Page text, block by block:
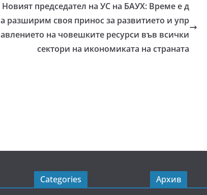
Новият председател на УС на БАУХ: Време е д
а разширим своя принос за развитието и упр
авлението на човешките ресурси във всички
сектори на икономиката на страната
Categories Архив